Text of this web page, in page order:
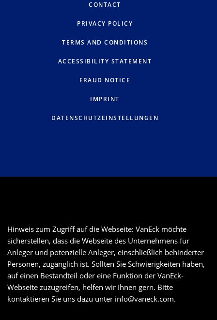
CONTACT
PRIVACY POLICY
TERMS AND CONDITIONS
ACCESSIBILITY STATEMENT
FRAUD NOTICE
IMPRINT
DATENSCHUTZEINSTELLUNGEN
Hinweis zum Zugriff auf die Webseite: VanEck möchte
sicherstellen, dass die Webseite des Unternehmens für
Anleger und potenzielle Anleger, einschließlich behinderter
Personen, zugänglich ist. Sollten Sie Schwierigkeiten haben,
auf einen Bestandteil oder eine Funktion der VanEck-
Webseite zuzugreifen, helfen wir Ihnen gern. Bitte
kontaktieren Sie uns dazu unter info@vaneck.com.